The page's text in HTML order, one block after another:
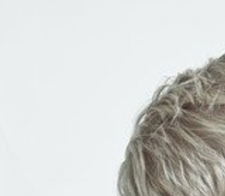
Etkö ole vielä Varhaiskasvatuksen Tietopalvelun